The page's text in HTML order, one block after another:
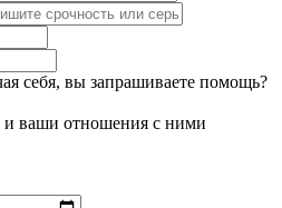
себя, вы запрашиваете помощь?
ваши отношения с ними